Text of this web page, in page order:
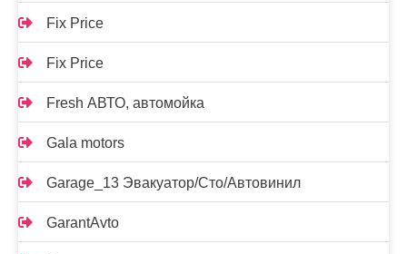
Fix Price
Fix Price
Fresh АВТО, автомойка
Gala motors
Garage_13 Эвакуатор/Сто/Автовинил
GarantAvto